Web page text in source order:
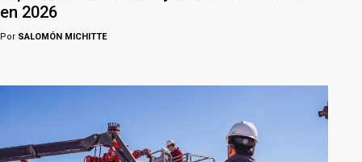
en 2026
Por SALOMÓN MICHITTE